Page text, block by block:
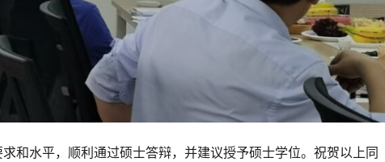
和水平，顺利通过硕士答辩，并建议授予硕士学位。祝贺以上同